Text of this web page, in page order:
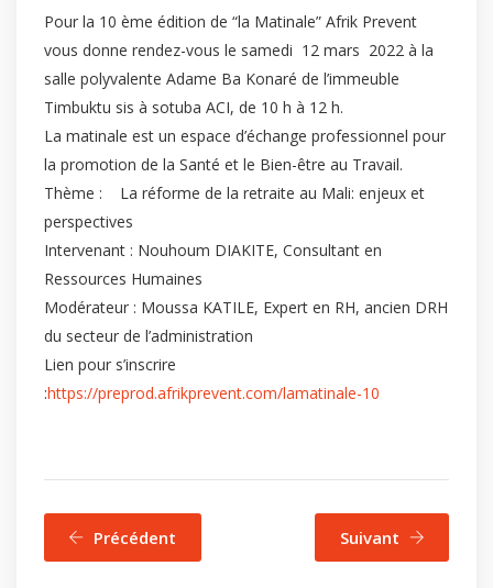
Pour la 10 ème édition de “la Matinale” Afrik Prevent
vous donne rendez-vous le samedi 12 mars 2022 à la
salle polyvalente Adame Ba Konaré de l’immeuble
Timbuktu sis à sotuba ACI, de 10 h à 12 h.
La matinale est un espace d’échange professionnel pour
la promotion de la Santé et le Bien-être au Travail.
Thème : La réforme de la retraite au Mali: enjeux et
perspectives
Intervenant : Nouhoum DIAKITE, Consultant en
Ressources Humaines
Modérateur : Moussa KATILE, Expert en RH, ancien DRH
du secteur de l’administration
Lien pour s’inscrire
:https://preprod.afrikprevent.com/lamatinale-10
Précédent Suivant